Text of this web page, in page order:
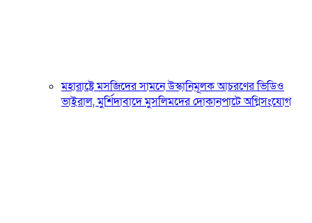
মহারাষ্ট্রে মসজিদের সামনে উস্কানিমূলক আচরণের ভিডিও
ভাইরাল, মুর্শিদাবাদে মুসলিমদের দোকানপাটে অগ্নিসংযোগ